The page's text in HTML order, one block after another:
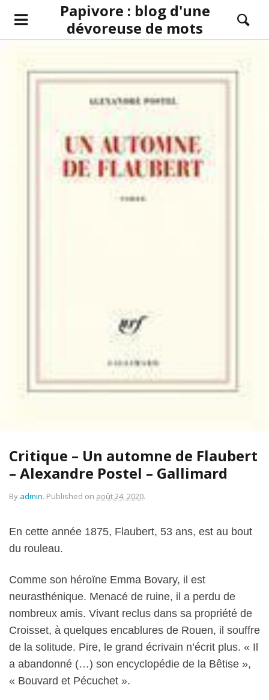
Papivore : blog d'une
dévoreuse de mots
Critique – Un automne de Flaubert
– Alexandre Postel – Gallimard
By admin. Published on août 24, 2020.
En cette année 1875, Flaubert, 53 ans, est au bout
du rouleau.
Comme son héroïne Emma Bovary, il est
neurasthénique. Menacé de ruine, il a perdu de
nombreux amis. Vivant reclus dans sa propriété de
Croisset, à quelques encablures de Rouen, il souffre
de la solitude. Pire, le grand écrivain n’écrit plus. « Il
a abandonné (…) son encyclopédie de la Bêtise »,
« Bouvard et Pécuchet ».